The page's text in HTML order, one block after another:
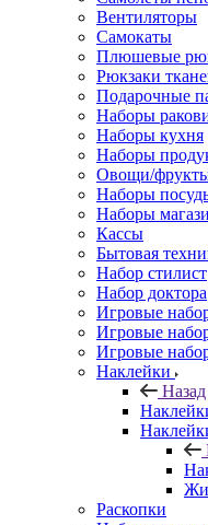
Вентиляторы
Самокаты
Плюшевые
Рюкзаки
Подарочные
Наборы
Наборы кухня
Наборы
Овощи/
Наборы
Наборы
Кассы
Бытовая
Набор стилист
Набор доктора
Игровые
Игровые
Игровые
Наклейки
Назад
Раскопки